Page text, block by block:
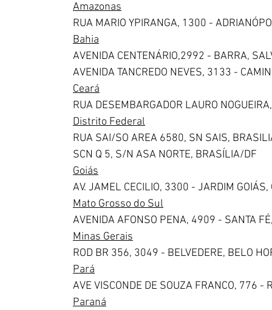
Amazonas
RUA MARIO YPIRANGA, 1300 -
Bahia
AVENIDA CENTENÁRIO,2992 - BARRA,
AVENIDA TANCREDO NEVES, 3133 -
Ceará
RUA DESEMBARGADOR LAURO
Distrito Federal
RUA SAI/SO AREA 6580, SN SAIS,
SCN Q 5, S/N ASA NORTE, BRASÍLIA/DF
Goiás
AV. JAMEL CECILIO, 3300 - JARDIM GOIÁS,
Mato Grosso do Sul
AVENIDA AFONSO PENA, 4909 - SANTA
Minas Gerais
ROD BR 356, 3049 - BELVEDERE, BELO
Pará
AVE VISCONDE DE SOUZA FRANCO, 776 -
Paraná